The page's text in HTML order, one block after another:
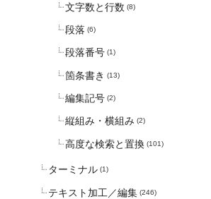
文字数と行数 (8)
段落 (6)
段落番号 (1)
箇条書き (13)
編集記号 (2)
縦組み・横組み (2)
高度な検索と置換 (101)
ターミナル (1)
テキスト加工／編集 (246)